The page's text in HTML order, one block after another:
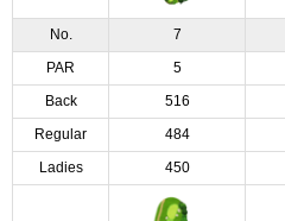
No. 7
PAR 5
Back 516
Regular 484
Ladies 450